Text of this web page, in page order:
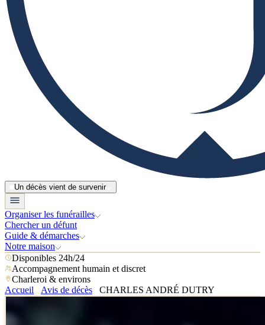
Un décès vient de survenir
Organiser les funérailles
Chercher un défunt
Guide & démarches
Notre maison
Disponibles 24h/24
Accompagnement humain et discret
Charleroi & environs
Accueil
Avis de décès CHARLES ANDRÉ DUTRY